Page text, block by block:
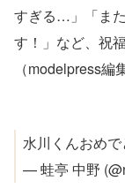
すぎる…」「ま
す！」など、祝
（modelpress編
水川くんおめで
— 蛙亭 中野